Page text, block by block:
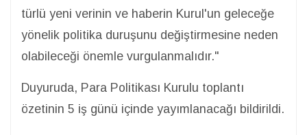
türlü yeni verinin ve haberin Kurul'un geleceğe
yönelik politika duruşunu değiştirmesine neden
olabileceği önemle vurgulanmalıdır."
Duyuruda, Para Politikası Kurulu toplantı
özetinin 5 iş günü içinde yayımlanacağı bildirildi.